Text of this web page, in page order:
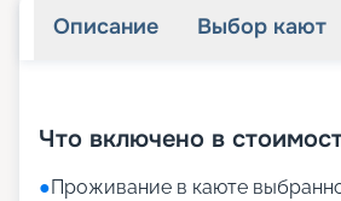
Описание Выбор кают
Что включено в
●Проживание в каюте